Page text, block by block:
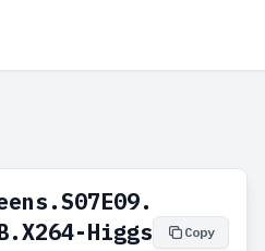
Higgs
Copy